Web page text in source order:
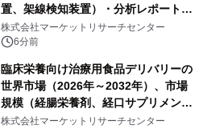
置、架線検知装置）・分析レポートを
発表
株式会社マーケットリサーチセンター
6分前
臨床栄養向け治療用食品デリバリーの
世界市場（2026年～2032年）、市場
規模（経腸栄養剤、経口サプリメン
ト）・分析レポートを発表
株式会社マーケットリサーチセンター